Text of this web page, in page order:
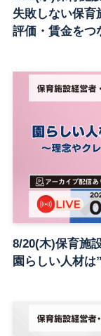
失敗しない保育
評価・賃金をつ
8/20(木)保育施
園らしい人材は